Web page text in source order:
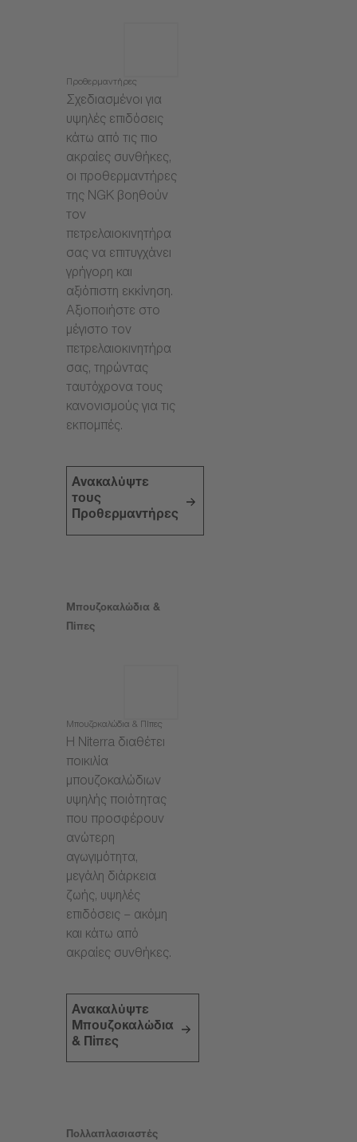
Προθερμαντήρες
Σχεδιασμένοι για
υψηλές επιδόσεις
κάτω από τις πιο
ακραίες συνθήκες,
οι προθερμαντήρες
της NGK βοηθούν
τον
πετρελαιοκινητήρα
σας να επιτυγχάνει
γρήγορη και
αξιόπιστη εκκίνηση.
Αξιοποιήστε στο
μέγιστο τον
πετρελαιοκινητήρα
σας, τηρώντας
ταυτόχρονα τους
κανονισμούς για τις
εκπομπές.
Ανακαλύψτε
τους
Προθερμαντήρες
Μπουζοκαλώδια &
Πίπες
Μπουζοκαλώδια & Πίπες
Η Niterra διαθέτει
ποικιλία
μπουζοκαλώδιων
υψηλής ποιότητας
που προσφέρουν
ανώτερη
αγωγιμότητα,
μεγάλη διάρκεια
ζωής, υψηλές
επιδόσεις – ακόμη
και κάτω από
ακραίες συνθήκες.
Ανακαλύψτε
Μπουζοκαλώδια
& Πίπες
Πολλαπλασιαστές